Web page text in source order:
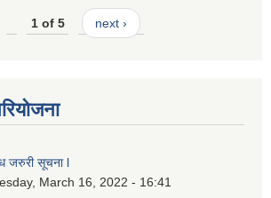
1 of 5 next ›
जरुरी सूचना l
March 16, 2022 - 16:41